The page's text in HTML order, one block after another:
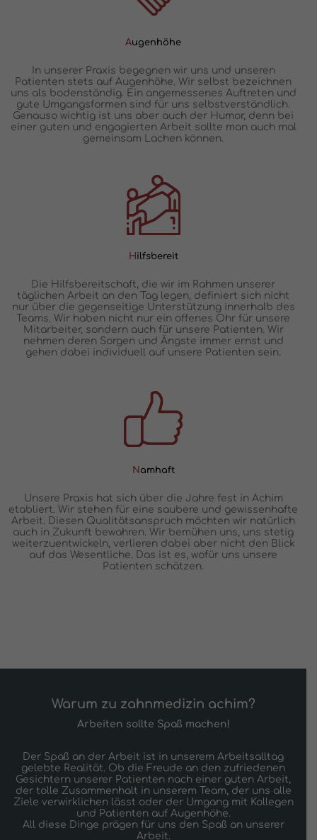
Augenhöhe
In unserer Praxis begegnen wir uns und unseren
Patienten stets auf Augenhöhe. Wir selbst bezeichnen
uns als bodenständig. Ein angemessenes Auftreten und
gute Umgangsformen sind für uns selbstverständlich.
Genauso wichtig ist uns aber auch der Humor, denn bei
einer guten und engagierten Arbeit sollte man auch mal
gemeinsam Lachen können.
H ilfsbereit
Die Hilfsbereitschaft, die wir im Rahmen unserer
täglichen Arbeit an den Tag legen, definiert sich nicht
nur über die gegenseitige Unterstützung innerhalb des
Teams. Wir haben nicht nur ein offenes Ohr für unsere
Mitarbeiter, sondern auch für unsere Patienten. Wir
nehmen deren Sorgen und Ängste immer ernst und
gehen dabei individuell auf unsere Patienten sein.
N amhaft
Unsere Praxis hat sich über die Jahre fest in Achim
etabliert. Wir stehen für eine saubere und gewissenhafte
Arbeit. Diesen Qualitätsanspruch möchten wir natürlich
auch in Zukunft bewahren. Wir bemühen uns, uns stetig
weiterzuentwickeln, verlieren dabei aber nicht den Blick
auf das Wesentliche. Das ist es, wofür uns unsere
Patienten schätzen.
Warum zu zahnmedizin achim?
Arbeiten sollte Spaß machen!
Der Spaß an der Arbeit ist in unserem Arbeitsalltag
gelebte Realität. Ob die Freude an den zufriedenen
Gesichtern unserer Patienten nach einer guten Arbeit,
der tolle Zusammenhalt in unserem Team, der uns alle
Ziele verwirklichen lässt oder der Umgang mit Kollegen
und Patienten auf Augenhöhe.
All diese Dinge prägen für uns den Spaß an unserer
Arbeit.